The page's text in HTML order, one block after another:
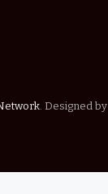
. Designed by